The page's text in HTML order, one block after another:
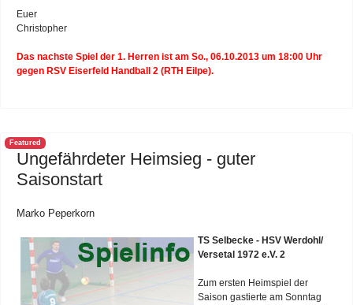
Euer
Christopher
Das nachste Spiel der 1. Herren ist am So., 06.10.2013 um 18:00 Uhr
gegen RSV Eiserfeld Handball 2 (RTH Eilpe).
Featured
Ungefährdeter Heimsieg - guter
Saisonstart
Marko Peperkorn
TS Selbecke - HSV Werdohl/
Versetal 1972 e.V. 2
Zum ersten Heimspiel der
Saison gastierte am Sonntag